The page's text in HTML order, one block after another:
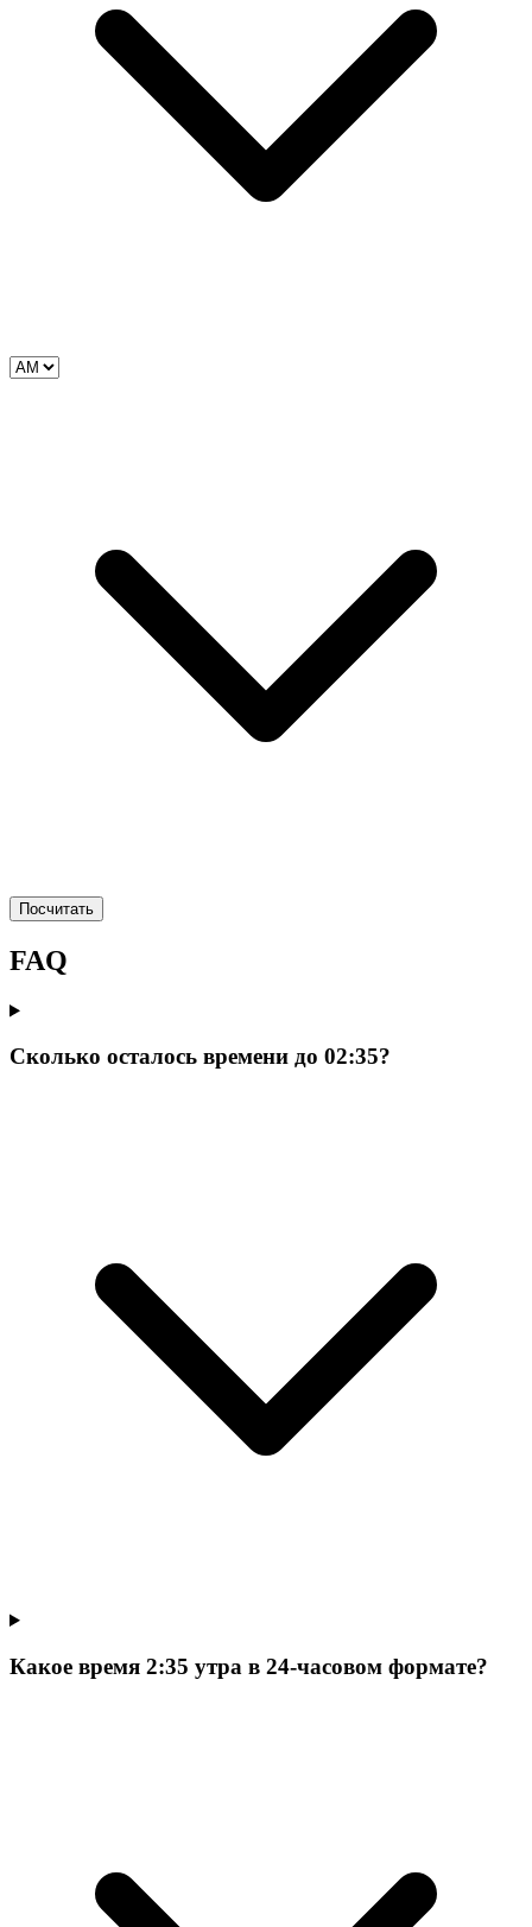
Посчитать
FAQ
Сколько осталось времени до 02:35?
Какое время 2:35 утра в 24-часовом формате?